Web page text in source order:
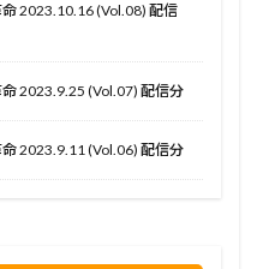
2023.10.16 (Vol.08) 配信
2023.9.25 (Vol.07) 配信分
2023.9.11 (Vol.06) 配信分